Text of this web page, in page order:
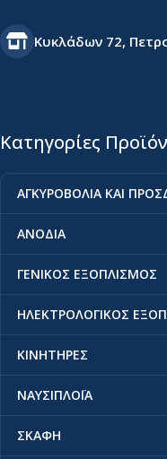
Κυκλάδων 72,
Κατηγορίες
ΑΓΚΥΡΟΒΟΛΙΑ ΚΑΙ
ΑΝΟΔΙΑ
ΓΕΝΙΚΟΣ ΕΞΟΠΛΙΣΜΟΣ
ΗΛΕΚΤΡΟΛΟΓΙΚΟΣ
ΚΙΝΗΤΗΡΕΣ
ΝΑΥΣΙΠΛΟΪΑ
ΣΚΑΦΗ